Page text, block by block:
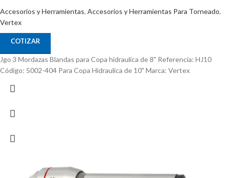
Accesorios y Herramientas, Accesorios y Herramientas Para Torneado,
Vertex
COTIZAR
Jgo 3 Mordazas Blandas para Copa hidraulica de 8" Referencia: HJ10
Código: 5002-404 Para Copa Hidraulica de 10" Marca: Vertex